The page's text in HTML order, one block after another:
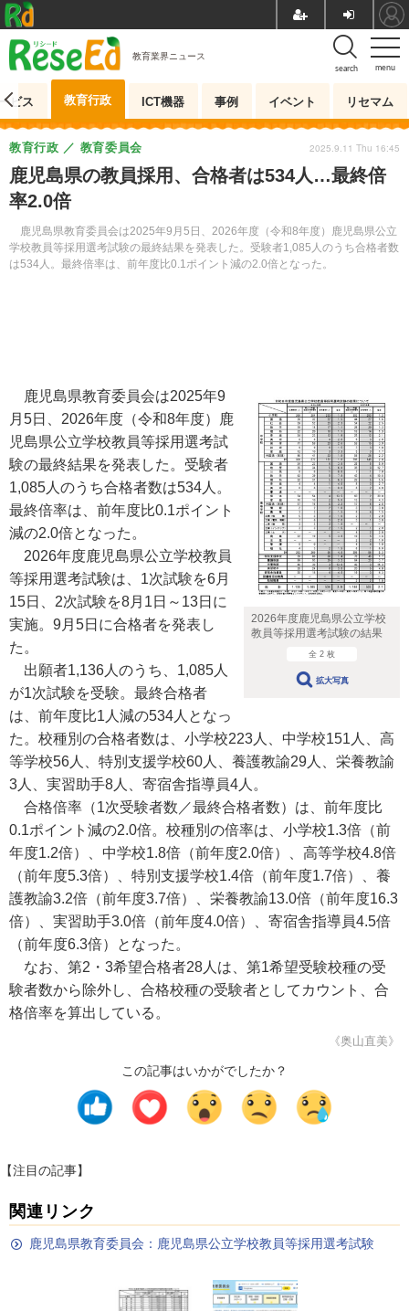
menu
search
教育業界ニュース
ビス 教育行政 ICT機器 事例 イベント リセマム
鹿児島県の教員採用、合格者は534人…最終倍
率2.0倍
鹿児島県教育委員会は2025年9月5日、2026年度（令和8年度）鹿児島県公立
学校教員等採用選考試験の最終結果を発表した。受験者1,085人のうち合格者数
は534人。最終倍率は、前年度比0.1ポイント減の2.0倍となった。
教育行政 教育委員会 2025.9.11 Thu 16:45
2026年度鹿児島県公立学校
教員等採用選考試験の結果
全 2 枚
拡大写真
鹿児島県教育委員会は2025年9
月5日、2026年度（令和8年度）鹿
児島県公立学校教員等採用選考試
験の最終結果を発表した。受験者
1,085人のうち合格者数は534人。
最終倍率は、前年度比0.1ポイント
減の2.0倍となった。
2026年度鹿児島県公立学校教員
等採用選考試験は、1次試験を6月
15日、2次試験を8月1日～13日に
実施。9月5日に合格者を発表し
た。
出願者1,136人のうち、1,085人
が1次試験を受験。最終合格者
は、前年度比1人減の534人となっ
た。校種別の合格者数は、小学校223人、中学校151人、高
等学校56人、特別支援学校60人、養護教諭29人、栄養教諭
3人、実習助手8人、寄宿舎指導員4人。
合格倍率（1次受験者数／最終合格者数）は、前年度比
0.1ポイント減の2.0倍。校種別の倍率は、小学校1.3倍（前
年度1.2倍）、中学校1.8倍（前年度2.0倍）、高等学校4.8倍
（前年度5.3倍）、特別支援学校1.4倍（前年度1.7倍）、養
護教諭3.2倍（前年度3.7倍）、栄養教諭13.0倍（前年度16.3
倍）、実習助手3.0倍（前年度4.0倍）、寄宿舎指導員4.5倍
（前年度6.3倍）となった。
なお、第2・3希望合格者28人は、第1希望受験校種の受
験者数から除外し、合格校種の受験者としてカウント、合
格倍率を算出している。
《奥山直美》
この記事はいかがでしたか？
【注目の記事】
関連リンク
鹿児島県教育委員会：鹿児島県公立学校教員等採用選考試験